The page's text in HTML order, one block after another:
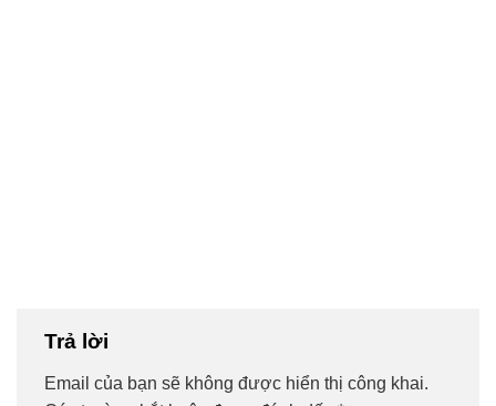
Trả lời
Email của bạn sẽ không được hiển thị công khai.